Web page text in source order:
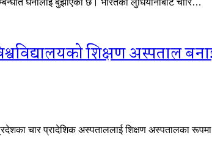
धनीलाई बुझाएको छ। भारतको लुधियानाबाट चोरि…
शिक्षण अस्पताल
चार प्रादेशिक अस्पताललाई शिक्षण अस्पतालका